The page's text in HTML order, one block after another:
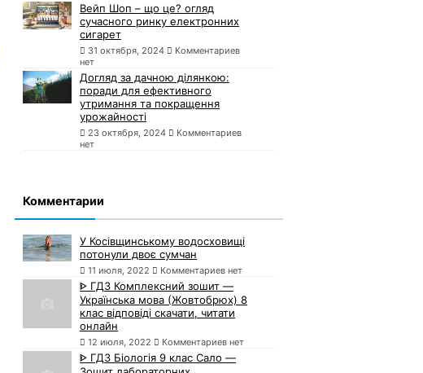
Вейп Шоп – що це? огляд
сучасного ринку електронних
сигарет
31 октября, 2024
Комментариев
нет
Догляд за дачною ділянкою:
поради для ефективного
утримання та покращення
урожайності
23 октября, 2024
Комментариев
нет
Комментарии
У Косівщинському водосховищі
потонули двоє сумчан
11 июля, 2022 Комментариев нет
ᐈ ГДЗ Комплексний зошит —
Українська мова (Жовтобрюх) 8
клас відповіді скачати, читати
онлайн
12 июля, 2022 Комментариев нет
ᐈ ГДЗ Біологія 9 клас Сало —